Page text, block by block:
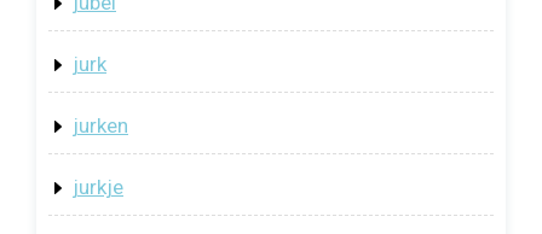
jurk
jurken
jurkje